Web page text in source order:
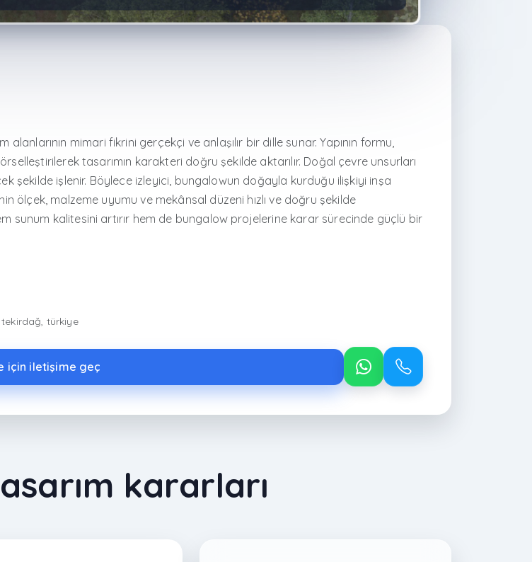
mimari fikrini gerçekçi ve anlaşılır bir dille sunar. Yapının formu,
tasarımın karakteri doğru şekilde aktarılır. Doğal çevre unsurları
şekilde işlenir. Böylece izleyici, bungalowun doğayla kurduğu ilişkiyi inşa
ölçek, malzeme uyumu ve mekânsal düzeni hızlı ve doğru şekilde
sunum kalitesini artırır hem de bungalow projelerine karar sürecinde güçlü bir
türkiye
için iletişime geç
kararları